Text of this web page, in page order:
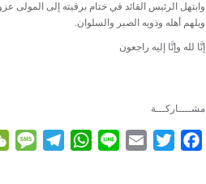
وابتهل الرئيس القائد في ختام برقيته إلى المولى
ويلهم أهله وذويه الصبر والسلوان.
إنَّا لله وإنَّا إليه راجعون
مشــــاركـــة
Facebook
Twitter
Email
Line
WhatsApp